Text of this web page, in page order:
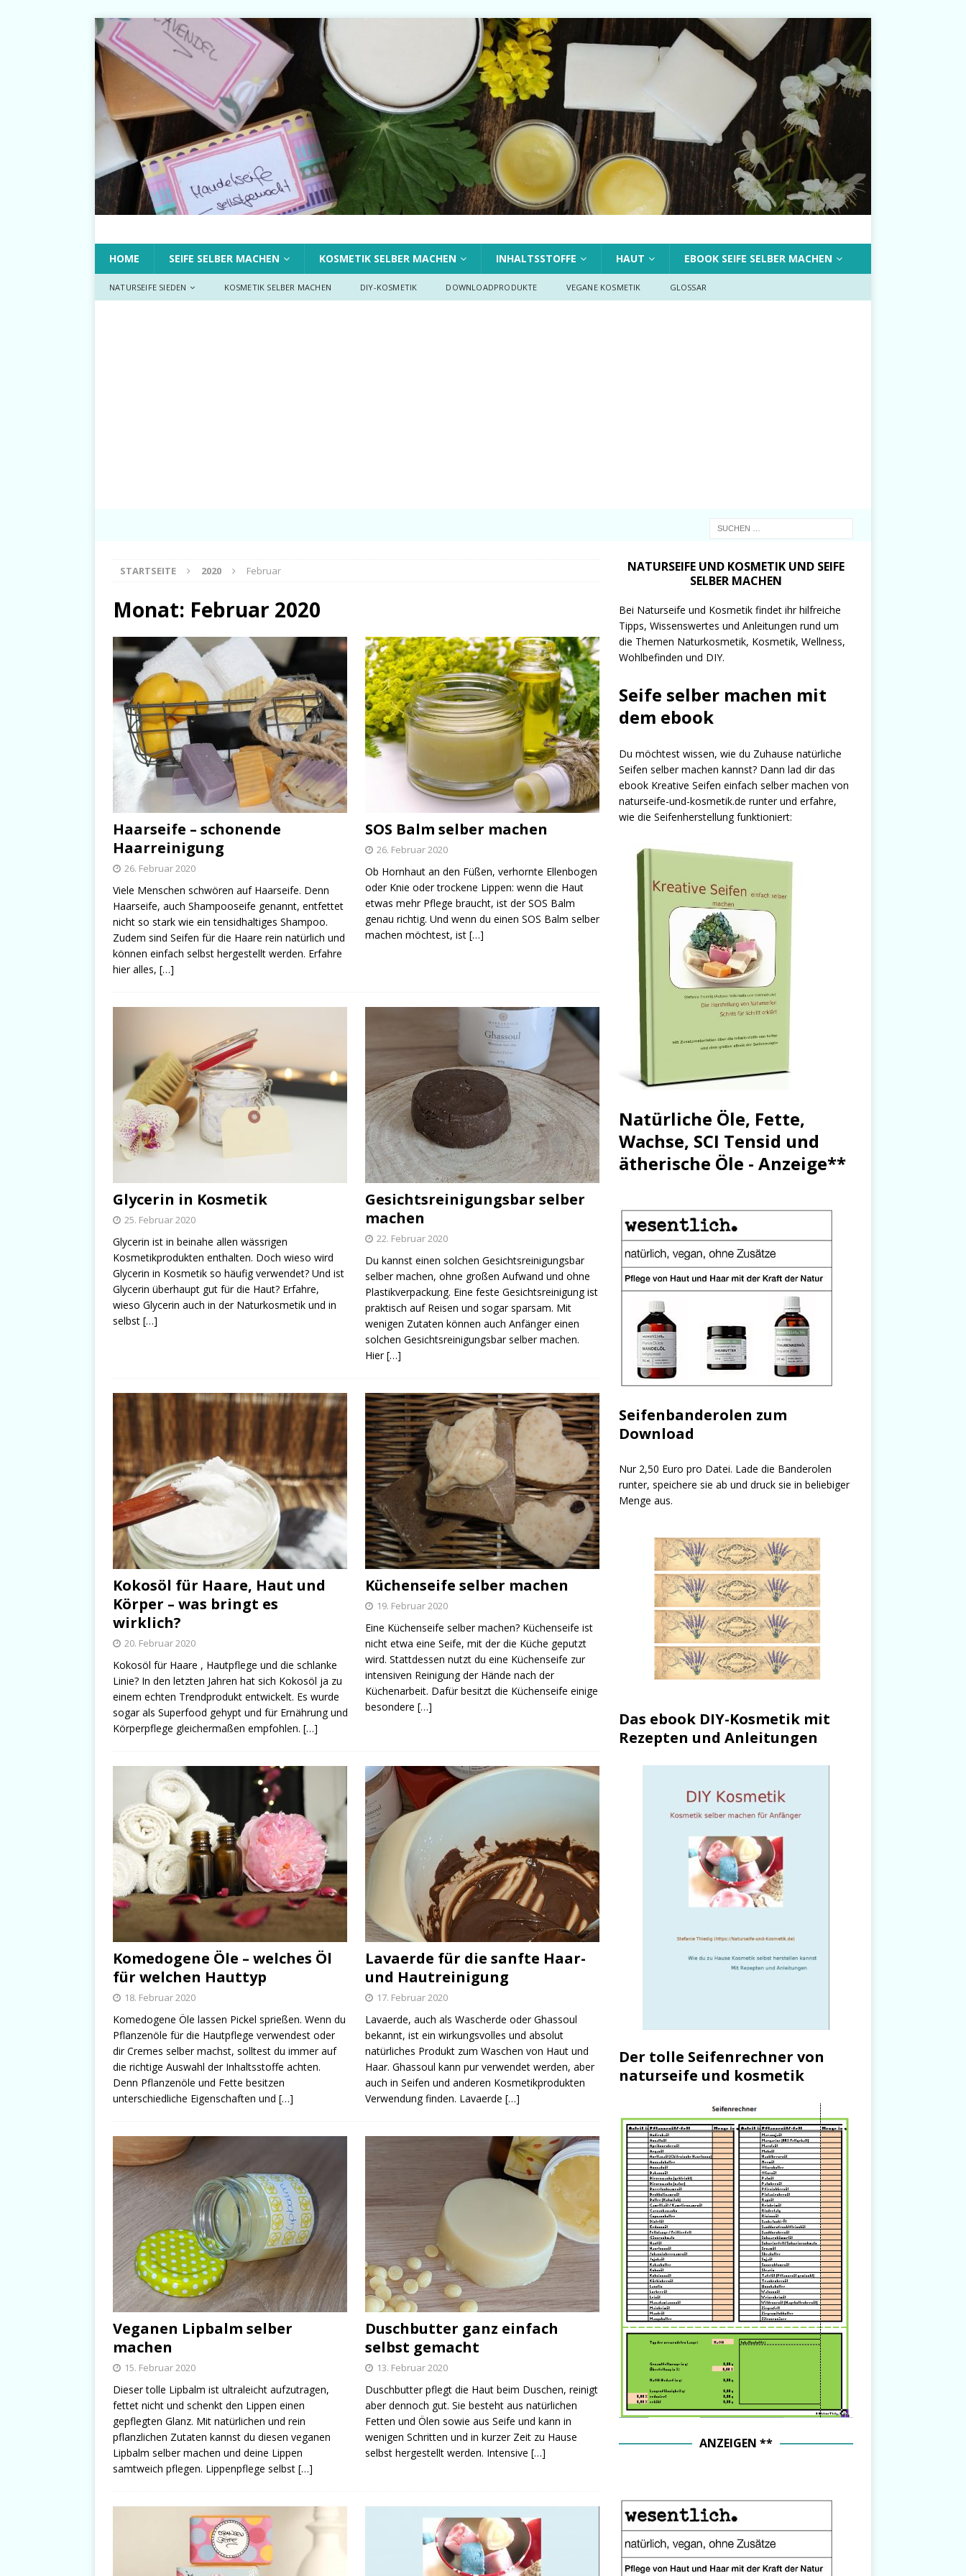
HOME SEIFE SELBER MACHEN KOSMETIK SELBER MACHEN INHALTSSTOFFE HAUT EBOOK SEIFE SELBER MACHEN
NATURSEIFE SIEDEN KOSMETIK SELBER MACHEN DIY-KOSMETIK DOWNLOADPRODUKTE VEGANE KOSMETIK GLOSSAR
STARTSEITE 2020 Februar
Monat: Februar 2020
Haarseife – schonende
Haarreinigung
26. Februar 2020
Viele Menschen schwören auf Haarseife. Denn
Haarseife, auch Shampooseife genannt, entfettet
nicht so stark wie ein tensidhaltiges Shampoo.
Zudem sind Seifen für die Haare rein natürlich und
können einfach selbst hergestellt werden. Erfahre
hier alles, […]
SOS Balm selber machen
26. Februar 2020
Ob Hornhaut an den Füßen, verhornte Ellenbogen
oder Knie oder trockene Lippen: wenn die Haut
etwas mehr Pflege braucht, ist der SOS Balm
genau richtig. Und wenn du einen SOS Balm selber
machen möchtest, ist […]
Glycerin in Kosmetik
25. Februar 2020
Glycerin ist in beinahe allen wässrigen
Kosmetikprodukten enthalten. Doch wieso wird
Glycerin in Kosmetik so häufig verwendet? Und ist
Glycerin überhaupt gut für die Haut? Erfahre,
wieso Glycerin auch in der Naturkosmetik und in
selbst […]
Gesichtsreinigungsbar selber
machen
22. Februar 2020
Du kannst einen solchen Gesichtsreinigungsbar
selber machen, ohne großen Aufwand und ohne
Plastikverpackung. Eine feste Gesichtsreinigung ist
praktisch auf Reisen und sogar sparsam. Mit
wenigen Zutaten können auch Anfänger einen
solchen Gesichtsreinigungsbar selber machen.
Hier[…]
Kokosöl für Haare, Haut und
Körper – was bringt es
wirklich?
20. Februar 2020
Kokosöl für Haare , Hautpflege und die schlanke
Linie? In den letzten Jahren hat sich Kokosöl ja zu
einem echten Trendprodukt entwickelt. Es wurde
sogar als Superfood gehypt und für Ernährung und
Körperpflege gleichermaßen empfohlen. […]
Küchenseife selber machen
19. Februar 2020
Eine Küchenseife selber machen? Küchenseife ist
nicht etwa eine Seife, mit der die Küche geputzt
wird. Stattdessen nutzt du eine Küchenseife zur
intensiven Reinigung der Hände nach der
Küchenarbeit. Dafür besitzt die Küchenseife einige
besondere […]
Komedogene Öle – welches Öl
für welchen Hauttyp
18. Februar 2020
Komedogene Öle lassen Pickel sprießen. Wenn du
Pflanzenöle für die Hautpflege verwendest oder
dir Cremes selber machst, solltest du immer auf
die richtige Auswahl der Inhaltsstoffe achten.
Denn Pflanzenöle und Fette besitzen
unterschiedliche Eigenschaften und […]
Lavaerde für die sanfte Haar-
und Hautreinigung
17. Februar 2020
Lavaerde, auch als Wascherde oder Ghassoul
bekannt, ist ein wirkungsvolles und absolut
natürliches Produkt zum Waschen von Haut und
Haar. Ghassoul kann pur verwendet werden, aber
auch in Seifen und anderen Kosmetikprodukten
Verwendung finden. Lavaerde […]
Veganen Lipbalm selber
machen
15. Februar 2020
Dieser tolle Lipbalm ist ultraleicht aufzutragen,
fettet nicht und schenkt den Lippen einen
gepflegten Glanz. Mit natürlichen und rein
pflanzlichen Zutaten kannst du diesen veganen
Lipbalm selber machen und deine Lippen
samtweich pflegen. Lippenpflege selbst […]
Duschbutter ganz einfach
selbst gemacht
13. Februar 2020
Duschbutter pflegt die Haut beim Duschen, reinigt
aber dennoch gut. Sie besteht aus natürlichen
Fetten und Ölen sowie aus Seife und kann in
wenigen Schritten und in kurzer Zeit zu Hause
selbst hergestellt werden. Intensive […]
NATURSEIFE UND KOSMETIK UND SEIFE
SELBER MACHEN
Bei Naturseife und Kosmetik findet ihr hilfreiche
Tipps, Wissenswertes und Anleitungen rund um
die Themen Naturkosmetik, Kosmetik, Wellness,
Wohlbefinden und DIY.
Seife selber machen mit
dem ebook
Du möchtest wissen, wie du Zuhause natürliche
Seifen selber machen kannst? Dann lad dir das
ebook Kreative Seifen einfach selber machen von
naturseife-und-kosmetik.de runter und erfahre,
wie die Seifenherstellung funktioniert:
Natürliche Öle, Fette,
Wachse, SCI Tensid und
ätherische Öle - Anzeige**
Seifenbanderolen zum
Download
Nur 2,50 Euro pro Datei. Lade die Banderolen
runter, speichere sie ab und druck sie in beliebiger
Menge aus.
Das ebook DIY-Kosmetik mit
Rezepten und Anleitungen
Der tolle Seifenrechner von
naturseife und kosmetik
ANZEIGEN **